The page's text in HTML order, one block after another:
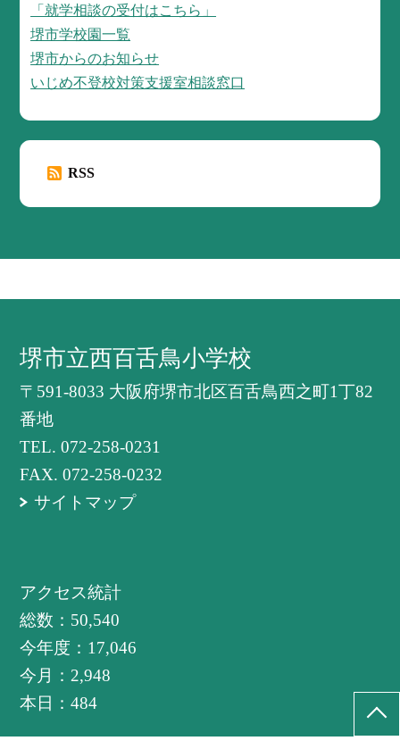
「就学相談の受付はこちら」
堺市学校園一覧
堺市からのお知らせ
いじめ不登校対策支援室相談窓口
RSS
堺市立西百舌鳥小学校
〒591-8033 大阪府堺市北区百舌鳥西之町1丁82
番地
TEL.072-258-0231
FAX. 072-258-0232
サイトマップ
アクセス統計
総数： 50,540
今年度： 17,046
今月： 2,948
本日：484